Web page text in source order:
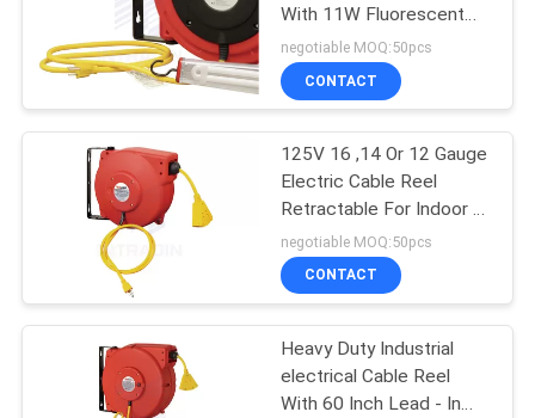
Hava ve Su Hortumu
Goodyear Hortum
Makarası
With 11W Fluorescent
Lamp
negotiable MOQ:50pcs
CONTACT
125V 16 ,14 Or 12 Gauge
Electric Cable Reel
Retractable For Indoor /
Outdoor
negotiable MOQ:50pcs
CONTACT
Heavy Duty Industrial
electrical Cable Reel
With 60 Inch Lead - In